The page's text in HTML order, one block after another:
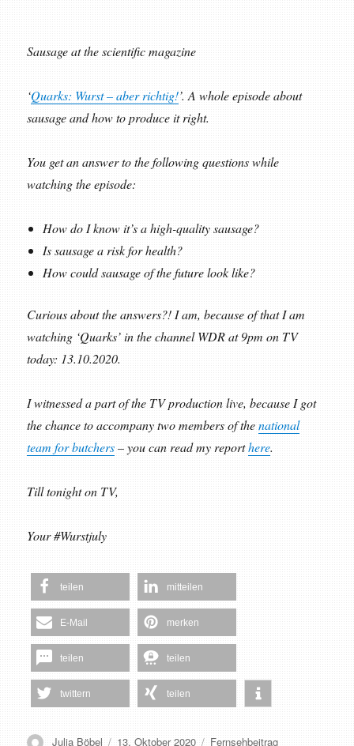
Sausage at the scientific magazine
‘Quarks: Wurst – aber richtig!’. A whole episode about
sausage and how to produce it right.
You get an answer to the following questions while
watching the episode:
How do I know it’s a high-quality sausage?
Is sausage a risk for health?
How could sausage of the future look like?
Curious about the answers?! I am, because of that I am
watching ‘Quarks’ in the channel WDR at 9pm on TV
today: 13.10.2020.
I witnessed a part of the TV production live, because I got
the chance to accompany two members of thenational
team for butchers– you can read my reporthere.
Till tonight on TV,
Your #Wurstjuly
teilen mitteilen
E-Mail merken
teilen teilen
twittern teilen
Autor
Julia Böbel Veröffentlicht
13. Oktober 2020 Schlagwörter
Fernsehbeitrag